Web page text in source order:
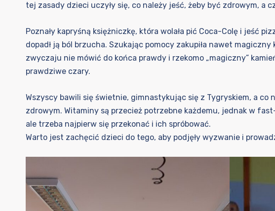
tej zasady dzieci uczyły się, co należy jeść, żeby być zdrowym, a
Poznały kapryśną księżniczkę, która wolała pić Coca-Colę i jeść
dopadł ją ból brzucha. Szukając pomocy zakupiła nawet
zwyczaju nie mówić do końca prawdy i rzekomo „magiczny”
prawdziwe czary.
Wszyscy bawili się świetnie, gimnastykując się z Tygryskiem, a
zdrowym. Witaminy są przecież potrzebne każdemu, jednak w
ale trzeba najpierw się przekonać i ich spróbować.
Warto jest zachęcić dzieci do tego, aby podjęły wyzwanie i